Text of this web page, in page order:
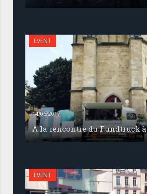
EVENT
14/06/2017
À la rencontre du Fundtruck
EVENT